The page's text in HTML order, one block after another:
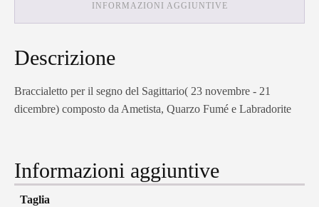
INFORMAZIONI AGGIUNTIVE
Descrizione
Braccialetto per il segno del Sagittario( 23 novembre - 21
dicembre) composto da Ametista, Quarzo Fumé e Labradorite
Informazioni aggiuntive
Taglia